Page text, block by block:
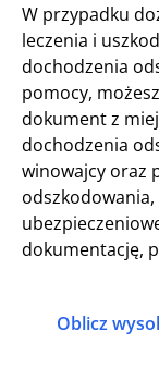
W przypadku
leczenia i
dochodzenia
pomocy,
dokument z
dochodzenia
winowajcy oraz
dokumentację,
Oblicz